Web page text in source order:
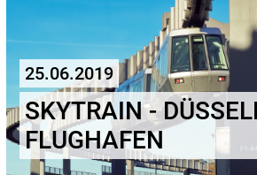
25.06.2019
SKYTRAIN -
FLUGHAFEN